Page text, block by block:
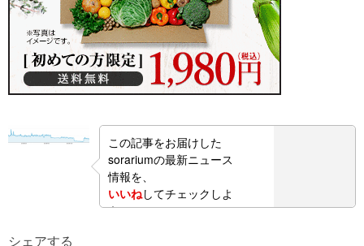
この記事をお届けした
sorariumの最新ニュース
情報を、
いいねしてチェックしよ
う！
シェアする